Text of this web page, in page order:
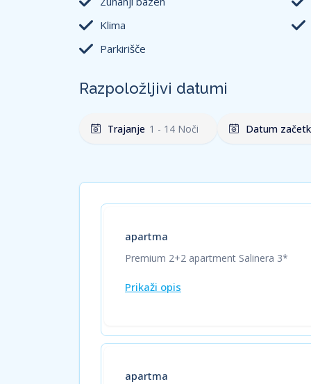
DOSTOPNOST ZA INVALIDE:
Delno
razgibanega terena apartmajske hišice niso
Klima
Parkirišče
Razpoložljivi datumi
Trajanje 1 - 14 Noči Datum
apartma
Premium 2+2 apartment Salinera 3*
Prikaži opis
apartma